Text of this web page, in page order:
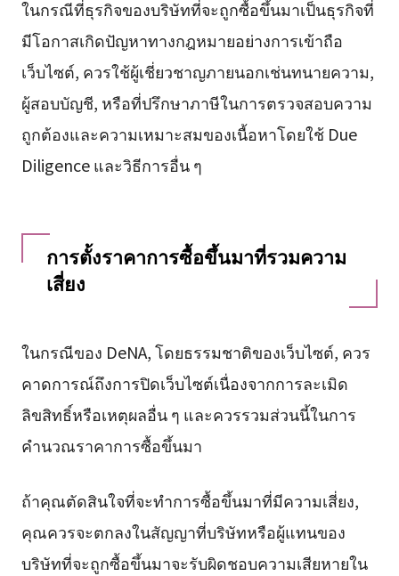
ในกรณีที่ธุรกิจของบริษัทที่จะถูกซื้อขึ้นมาเป็นธุรกิจที่
มีโอกาสเกิดปัญหาทางกฎหมายอย่างการเข้าถือ
เว็บไซต์, ควรใช้ผู้เชี่ยวชาญภายนอกเช่นทนายความ,
ผู้สอบบัญชี, หรือที่ปรึกษาภาษีในการตรวจสอบความ
ถูกต้องและความเหมาะสมของเนื้อหาโดยใช้ Due
Diligence และวิธีการอื่น ๆ
การตั้งราคาการซื้อขึ้นมาที่รวมความ
เสี่ยง
ในกรณีของ DeNA, โดยธรรมชาติของเว็บไซต์, ควร
คาดการณ์ถึงการปิดเว็บไซต์เนื่องจากการละเมิด
ลิขสิทธิ์หรือเหตุผลอื่น ๆ และควรรวมส่วนนี้ในการ
คำนวณราคาการซื้อขึ้นมา
ถ้าคุณตัดสินใจที่จะทำการซื้อขึ้นมาที่มีความเสี่ยง,
คุณควรจะตกลงในสัญญาที่บริษัทหรือผู้แทนของ
บริษัทที่จะถูกซื้อขึ้นมาจะรับผิดชอบความเสียหายใน